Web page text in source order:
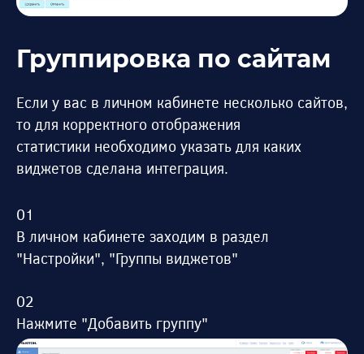
Группировка по сайтам
Если у вас в личном кабинете несколько сайтов,
то для корректного отображения
статистики необходимо указать для каких
виджетов сделана интеграция.
В личном кабинете заходим в раздел
"Настройки", "Группы виджетов"
Нажмите "Добавить группу"